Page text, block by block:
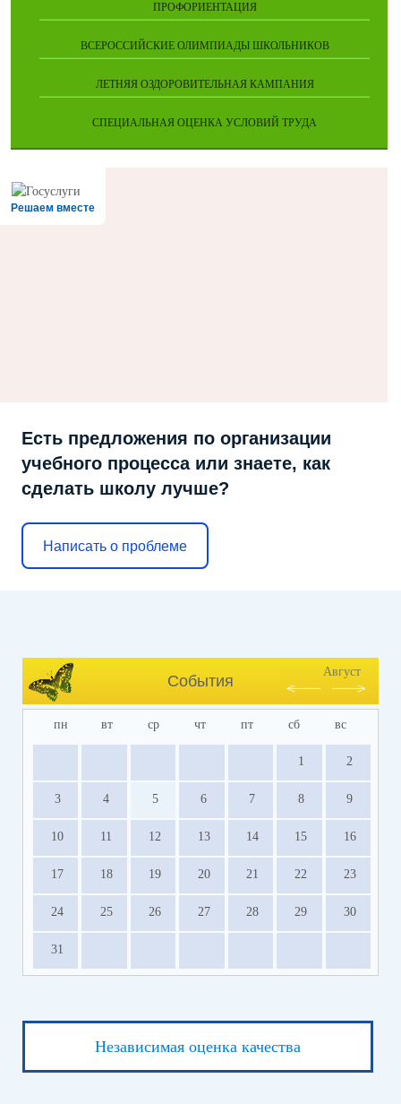
ПРОФОРИЕНТАЦИЯ
ВСЕРОССИЙСКИЕ ОЛИМПИАДЫ ШКОЛЬНИКОВ
ЛЕТНЯЯ ОЗДОРОВИТЕЛЬНАЯ КАМПАНИЯ
СПЕЦИАЛЬНАЯ ОЦЕНКА УСЛОВИЙ ТРУДА
Решаем вместе
Есть предложения по организации
учебного процесса или знаете, как
сделать школу лучше?
Написать о проблеме
События
Август
пн вт ср чт пт сб вс
1 2
3 4 5 6 7 8 9
10 11 12 13 14 15 16
17 18 19 20 21 22 23
24 25 26 27 28 29 30
31
Независимая оценка качества